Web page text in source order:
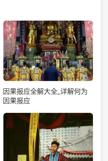
因果报应全解大全_详解何为
因果报应